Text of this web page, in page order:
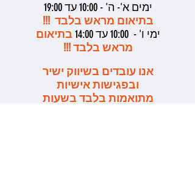
ימים א'- ה' - 10:00 עד 19:00
בתיאום מראש בלבד !!!
ימי ו' - 10:00 עד 14:00
בתיאום
מראש בלבד !!!
אנו עובדים בשיווק ישיר
ובפגישות אישיות
מתואמות בלבד בשעות